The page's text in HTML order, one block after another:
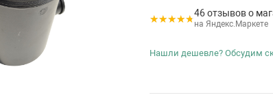
46 отзывов о
на Яндекс.Маркете
Нашли дешевле? Обсудим